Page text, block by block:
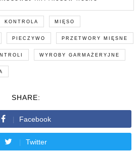
KONTROLA MIĘSO
PIECZYWO PRZETWORY MIĘSNE
WYROBY GARMAŻERYJNE
SHARE:
Facebook
Twitter